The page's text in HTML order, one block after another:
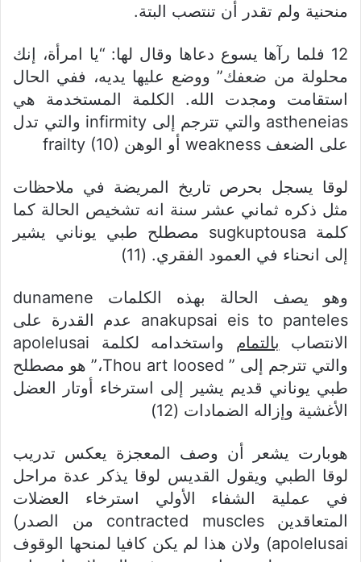
منحنية ولم تقدر أن تنتصب البتة.
12 فلما رآها يسوع دعاها وقال لها: “يا امرأة، إنك
محلولة من ضعفك” ووضع عليها يديه، ففي الحال
استقامت ومجدت الله. الكلمة المستخدمة هي
astheneias والتي تترجم إلى infirmity والتي تدل
على الضعف weakness أو الوهن frailty (10)
لوقا يسجل بحرص تاريخ المريضة في ملاحظات
مثل ذكره ثماني عشر سنة انه تشخيص الحالة كما
كلمة sugkuptousa مصطلح طبي يوناني يشير
إلى انحناء في العمود الفقري. (11)
وهو يصف الحالة بهذه الكلمات dunamene
anakupsai eis to panteles عدم القدرة على
الانتصاب بالتمام
واستخدامه لكلمة apolelusai
والتي تترجم إلى ” Thou art loosed،” هو مصطلح
طبي يوناني قديم يشير إلى استرخاء أوتار العضل
الأغشية وإزاله الضمادات (12)
هوبارت يشعر أن وصف المعجزة يعكس تدريب
لوقا الطبي ويقول القديس لوقا يذكر عدة مراحل
في عملية الشفاء الأولي استرخاء العضلات
المتعاقدين contracted muscles من الصدر)
apolelusai) ولان هذا لم يكن كافيا لمنحها الوقوف